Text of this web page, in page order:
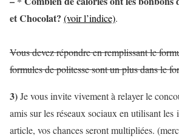
et Chocolat? (voir l’indice).
Vous devez répondre en remplissant le
formules de politesse sont un plus dans le
3)Je vous invite vivement à relayer le
amis sur les réseaux sociaux en utilisant les
article, vos chances seront multipliées.